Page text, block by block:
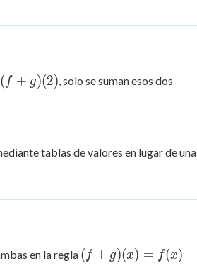
(f+g)
( f + g)(2), solo se suman esos dos
tablas de valores en lugar de una
en la regla (f+g)
( f + g)(x) = f(x) +